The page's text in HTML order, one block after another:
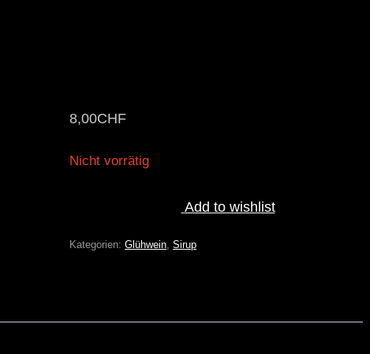
8,00CHF
Nicht vorrätig
Add to wishlist
Kategorien:Glühwein,Sirup